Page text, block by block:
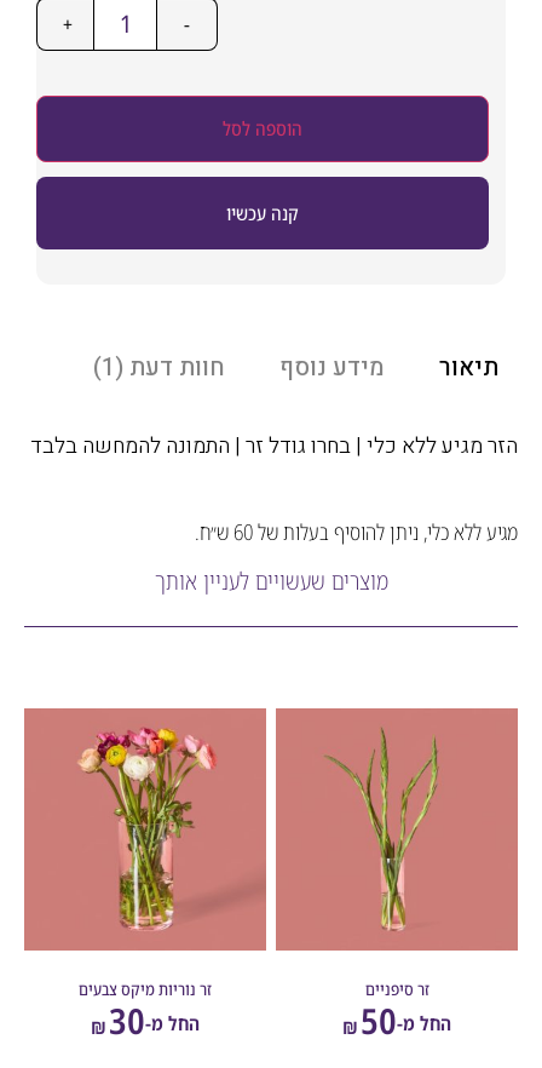
+
הוספה לסל
קנה עכשיו
מידע נוסף חוות דעת (1)
ללא כלי | בחרו גודל זר | התמונה להמחשה בלבד
כלי, ניתן להוסיף בעלות של 60 ש״ח.
מוצרים שעשויים לעניין אותך
זר סיפניים
₪50
זר נוריות מיקס צבעים
₪30